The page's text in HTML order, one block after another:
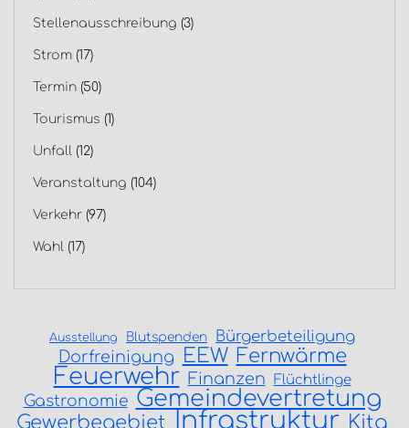
Stellenausschreibung (3)
Strom (17)
Termin (50)
Tourismus (1)
Unfall (12)
Veranstaltung (104)
Verkehr (97)
Wahl (17)
Ausstellung Blutspenden Bürgerbeteiligung
Dorfreinigung EEW Fernwärme
Feuerwehr Finanzen Flüchtlinge
Gastronomie Gemeindevertretung
Gewerbegebiet Infrastruktur Kita